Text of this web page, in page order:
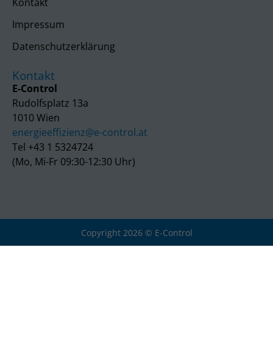
Impressum
Datenschutzerklärung
Kontakt
E-Control
Rudolfsplatz 13a
1010 Wien
energieeffizienz@e-control.at
Tel +43 1 5324724
(Mo, Mi-Fr 09:30-12:30 Uhr)
Copyright 2026 © E-Control